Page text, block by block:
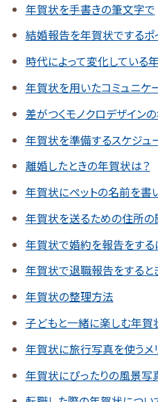
年賀状を手書きの筆文字で
結婚報告を年賀状でするポ
時代によって変化している
年賀状を用いたコミュニケ
差がつくモノクロデザイン
年賀状を準備するスケジュ
離婚したときの年賀状は？
年賀状にペットの名前を書
年賀状を送るための住所の
年賀状で婚約を報告をする
年賀状で退職報告をすると
年賀状の整理方法
子どもと一緒に楽しむ年賀
年賀状に旅行写真を使うメ
年賀状にぴったりの風景写